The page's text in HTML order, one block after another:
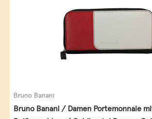
Bruno Banani
Bruno Banani / Damen Portemonnaie